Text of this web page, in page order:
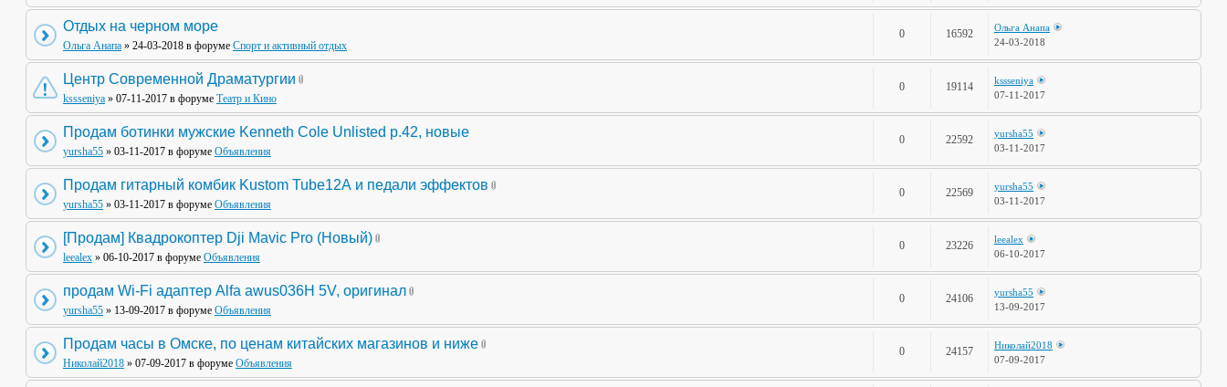
Отдых на черном море
Ольга Анапа » 24-03-2018 в форуме Спорт и активный отдых
0 16592
Ольга Анапа
24-03-2018
Центр Современной Драматургии
kssseniya » 07-11-2017 в форуме Театр и Кино
0 19114
kssseniya
07-11-2017
Продам ботинки мужские Kenneth Cole Unlisted р.42, новые
yursha55 » 03-11-2017 в форуме Объявления
0 22592
yursha55
03-11-2017
Продам гитарный комбик Kustom Tube12А и педали эффектов
yursha55 » 03-11-2017 в форуме Объявления
0 22569
yursha55
03-11-2017
[Продам] Квадрокоптер Dji Mavic Pro (Новый)
leealex » 06-10-2017 в форуме Объявления
0 23226
leealex
06-10-2017
продам Wi-Fi адаптер Alfa awus036H 5V, оригинал
yursha55 » 13-09-2017 в форуме Объявления
0 24106
yursha55
13-09-2017
Продам часы в Омске, по ценам китайских магазинов и ниже
Николай2018 » 07-09-2017 в форуме Объявления
0 24157
Николай2018
07-09-2017